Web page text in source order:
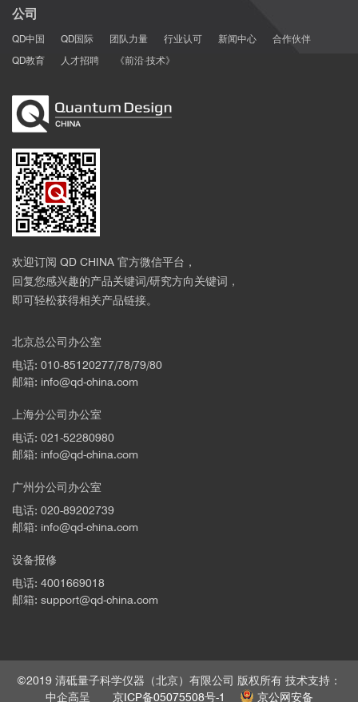
图一 四片式变形微机械的设计 a.磁体磁态随尺寸增大的示意图：i.
超顺磁性；ii.室温下稳定的单畴；iii.多畴态。b. 顶部，四个面板微机
械，面板I上有520 nm×60 nm（I型）纳米磁体阵列，面板II上有
398 nm×80 nm（II型）纳米磁体阵列；底部，纳米磁体阵列的相应
SEM图像。c. 体积相同但长宽比不同的单畴纳米磁体的磁光克尔效
示意图。e. 应用控制磁场B=15 mT时的磁性结构（I型和II型纳米磁
体）和微机械折叠行为示意图，光学显微镜图像显示了所制造器件
的四种不同结构。从左到右，上/下折叠的面板数为4/0、3/1、
文章中，作者使用了英国Durham Magneto Optics Ltd.公司的
线测试，同时使用该设备的电磁铁产生的磁场对纳米磁体阵列进行
了编程。NanoMOKE3可以进行微区的超高灵敏度测试，在本工作
中，作者通过激光聚焦在不同的纳米磁体上获得对应的磁滞回线，
https://qd-china.com/zh/news/detail/2107151394582
畴
mapping各项异性
公司
QD中国 QD国际 团队力量 行业认可 新闻中心
合作伙伴
QD教育
人才招聘 《前沿·技术》
欢迎订阅 QD CHINA 官方微信平台，
回复您感兴趣的产品关键词/研究方向关键词，
即可轻松获得相关产品链接。
北京总公司办公室
电话: 010-85120277/78/79/80
邮箱: info@qd-china.com
上海分公司办公室
电话: 021-52280980
邮箱: info@qd-china.com
广州分公司办公室
电话: 020-89202739
邮箱: info@qd-china.com
设备报修
电话: 4001669018
邮箱: support@qd-china.com
©2019 清砥量子科学仪器（北京）有限公司 版权所有 技术支持：
中企高呈 京ICP备05075508号-1 京公网安备